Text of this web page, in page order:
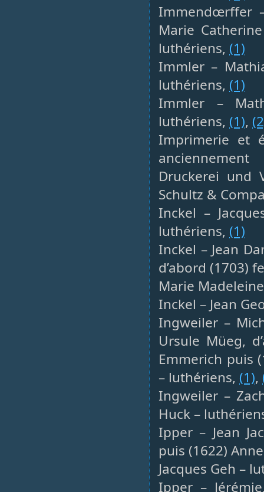
Immendœrffer
Marie
luthériens, (1)
Immler –
luthériens, (1)
Immler –
luthériens, (1),
Imprimerie et
Druckerei und
Schultz &
Inckel –
luthériens, (1)
Inckel – Jean
d’abord (1703)
Marie
Inckel – Jean
Ingweiler –
Ursule Müeg,
Emmerich puis
– luthériens, (1),
Ingweiler –
Huck –
Ipper – Jean
puis (1622)
Jacques Geh –
Ipper –